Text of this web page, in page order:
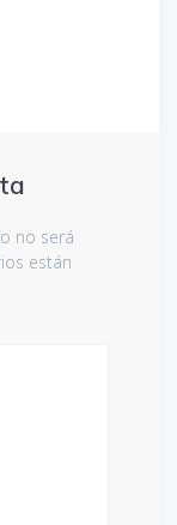
no será
están